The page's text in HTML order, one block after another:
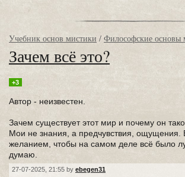
Учебник основ мистики / Философские основы
Зачем всё это?
+3
Автор - неизвестен.
Зачем существует этот мир и почему он
Мои не знания, а предчувствия, ощущения.
желанием, чтобы на самом деле всё было
думаю.
27-07-2025, 21:55 by ebegen31